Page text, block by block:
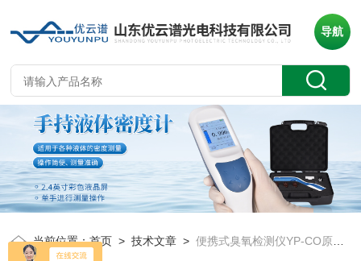
导航
当前位置：首页 >技术文章 >便携式臭氧检测仪YP-CO原理与测量方式